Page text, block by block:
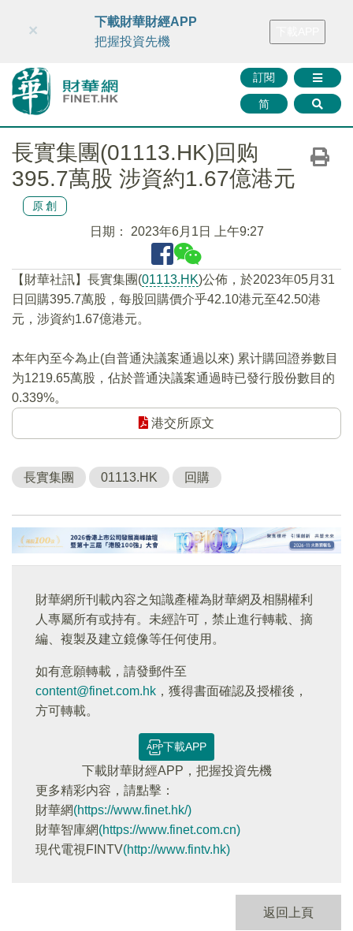
財華智庫網 FINTV FINMETA 財華證券 媒體矩陣
訂閱
简
×
下載財華財經APP
把握投資先機
長實集團(01113.HK)回购
395.7萬股 涉資約1.67億港元
原創
日期： 2023年6月1日 上午9:27
【財華社訊】長實集團(01113.HK)公佈，於2023年05月31
日回購395.7萬股，每股回購價介乎42.10港元至42.50港
元，涉資約1.67億港元。
本年內至今為止(自普通決議案通過以來) 累计購回證券數目
为1219.65萬股，佔於普通決議案通過時已發行股份數目的
0.339%。
港交所原文
長實集團 01113.HK 回購
財華網所刊載內容之知識產權為財華網及相關權利
人專屬所有或持有。未經許可，禁止進行轉載、摘
編、複製及建立鏡像等任何使用。
如有意願轉載，請發郵件至
content@finet.com.hk ，獲得書面確認及授權後，
方可轉載。
下載APP
下載財華財經APP，把握投資先機
更多精彩内容，請點擊：
財華網(https://www.finet.hk/)
財華智庫網(https://www.finet.com.cn)
現代電視FINTV(http://www.fintv.hk)
返回上頁